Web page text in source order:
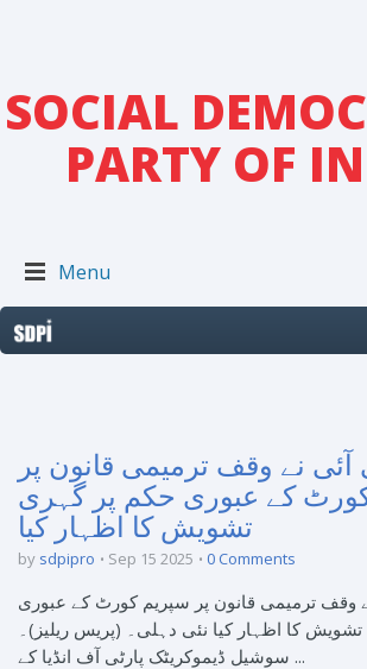
SOCIAL
PARTY OF
Menu
نے وقف ترمیمی قانون پر
کے عبوری حکم پر گہری
تشویش کا اظہار کیا
by sdpipro Sep 15 2025 0 Comments
وقف ترمیمی قانون پر سپریم کورٹ کے عبوری
کا اظہار کیا نئی دہلی۔ (پریس ریلیز)۔
سوشیل ڈیموکریٹک پارٹی آف انڈیا کے ...